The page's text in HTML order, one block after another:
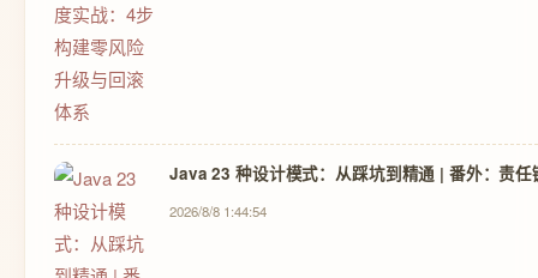
Java 23 种设计模式：从踩坑到精通 | 番外：责
2026/8/8 1:44:54